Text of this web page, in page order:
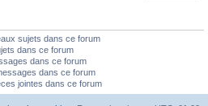
sujets dans ce forum
dans ce forum
dans ce forum
dans ce forum
jointes dans ce forum